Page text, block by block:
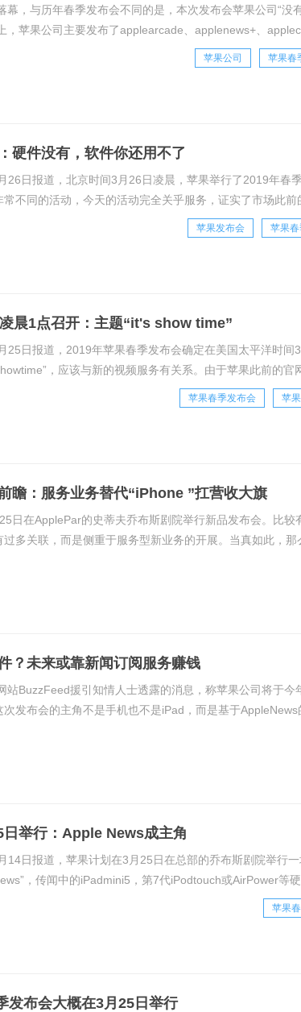
，与历年春季发布会不同的是，本次发布会苹果公司“没
，苹果公司主要发布了applearcade、applenews+、
苹果公司 苹果春
硬件没有，软件你还用不了
26日报道，北京时间3月26日凌晨，苹果举行了2019年春
不同的活动，今天的活动完全关乎服务，证实了市场此
苹果发布会 苹果
晨1点召开：主题“it's show time”
25日报道，2019年苹果春季发布会确定在美国太平洋时间
，应该与新的视频服务有关系。由于苹果此前的官
苹果春季发布会 苹
瞻：服务业务替代“iPhone ”扛营收大旗
日在ApplePar的史蒂夫乔布斯剧院举行新品发布会。比较
多关联，而是侧重于服务型新业务的开展。当真如此，
？未来或靠新闻订阅服务赚钱
站BuzzFeed援引知情人士透露的消息，称苹果公司将于今
发布会的主角不是手机也不是iPad，而是基于
举行：Apple News成主角
14日报道，苹果计划在3月25日在总部的乔布斯剧院举行
，传闻中的iPadmini5，第7代iPodtouch或AirPower等硬
苹果
发布会大概在3月25日举行